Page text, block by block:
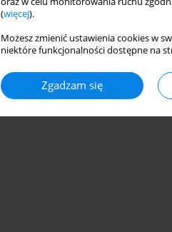
(więcej).
Możesz zmienić ustawienia cookies w
niektóre funkcjonalności dostępne na
Zgadzam się